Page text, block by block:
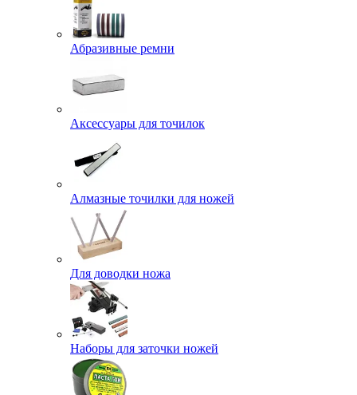
Абразивные ремни
Аксессуары для точилок
Алмазные точилки для ножей
Для доводки ножа
Наборы для заточки ножей